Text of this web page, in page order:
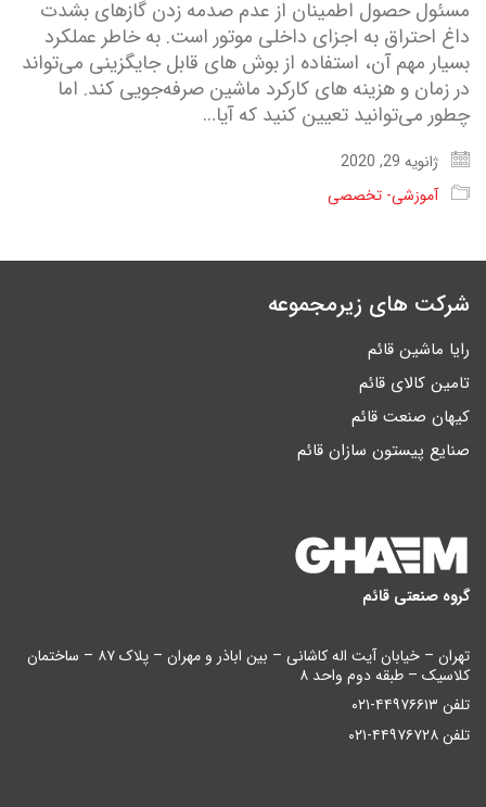
مسئول حصول اطمینان از عدم صدمه زدن گازهای بشدت
داغ احتراق به اجزای داخلی موتور است. به خاطر عملکرد
بسیار مهم آن، استفاده از بوش های قابل جایگزینی می‌تواند
در زمان و هزینه های کارکرد ماشین صرفه‌جویی کند. اما
چطور می‌توانید تعیین کنید که آیا…
ژانویه 29, 2020
آموزشی- تخصصی
شرکت های زیرمجموعه
رایا ماشین قائم
تامین کالای قائم
کیهان صنعت قائم
صنایع پیستون سازان قائم
گروه صنعتی قائم
تهران – خیابان آیت اله کاشانی – بین اباذر و مهران – پلاک ۸۷ – ساختمان
کلاسیک – طبقه دوم واحد ۸
تلفن ۴۴۹۷۶۶۱۳-۰۲۱
تلفن ۴۴۹۷۶۷۲۸-۰۲۱